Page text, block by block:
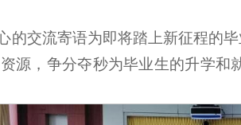
的交流寄语为即将踏上新征程的
源，争分夺秒为毕业生的升学和